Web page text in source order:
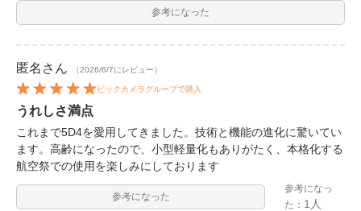
参考になった
匿名 さん （2026/6/7にレビュー）
ビックカメラグループで購入
うれしさ満点
これまで5D4を愛用してきました。技術と機能の進化に驚いてい
ます。高齢になったので、小型軽量化もありがたく、本格化する
航空祭での使用を楽しみにしております
参考になった
参考になっ
た： 1人